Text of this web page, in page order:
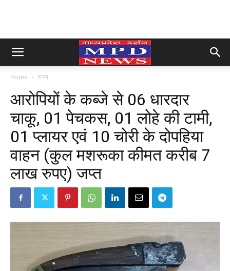
Home राज्य
आरोपियों के कब्जे से 06 धारदार
चाकू, 01 पेचकस, 01 लोहे की टामी,
01 प्लायर एवं 10 चोरी के दोपहिया
वाहन (कुल मशरूका कीमत करीब 7
लाख रुपए) जप्त